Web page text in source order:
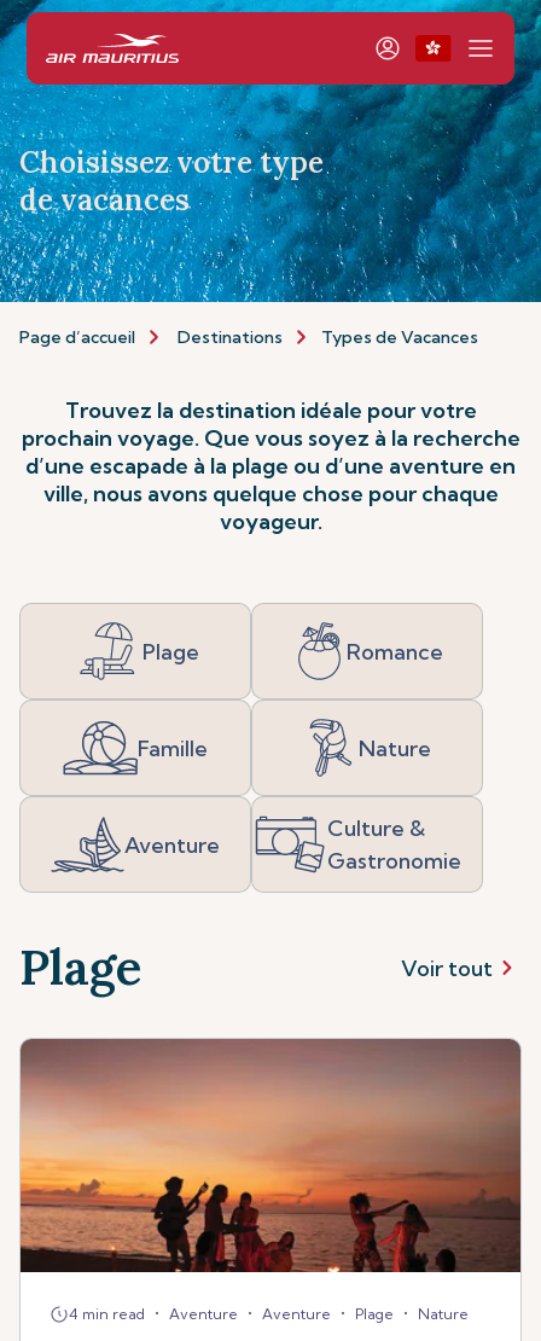
Choisissez votre type
de vacances
Page d’accueil Destinations Types de Vacances
Trouvez la destination idéale pour votre
prochain voyage. Que vous soyez à la recherche
d’une escapade à la plage ou d’une aventure en
ville, nous avons quelque chose pour chaque
voyageur.
Plage Romance
Famille Nature
Aventure
Culture &
Gastronomie
Plage Voir tout
4 min read • Aventure • Aventure • Plage • Nature